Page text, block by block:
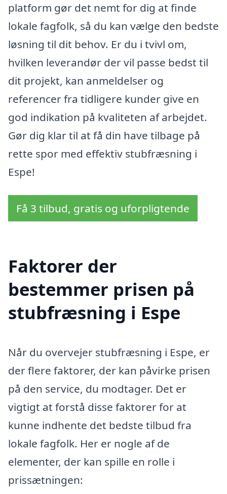
platform gør det nemt for dig at finde
lokale fagfolk, så du kan vælge den bedste
løsning til dit behov. Er du i tvivl om,
hvilken leverandør der vil passe bedst til
dit projekt, kan anmeldelser og
referencer fra tidligere kunder give en
god indikation på kvaliteten af arbejdet.
Gør dig klar til at få din have tilbage på
rette spor med effektiv stubfræsning i
Espe!
Få 3 tilbud, gratis og uforpligtende
Faktorer der
bestemmer prisen på
stubfræsning i Espe
Når du overvejer stubfræsning i Espe, er
der flere faktorer, der kan påvirke prisen
på den service, du modtager. Det er
vigtigt at forstå disse faktorer for at
kunne indhente det bedste tilbud fra
lokale fagfolk. Her er nogle af de
elementer, der kan spille en rolle i
prissætningen: